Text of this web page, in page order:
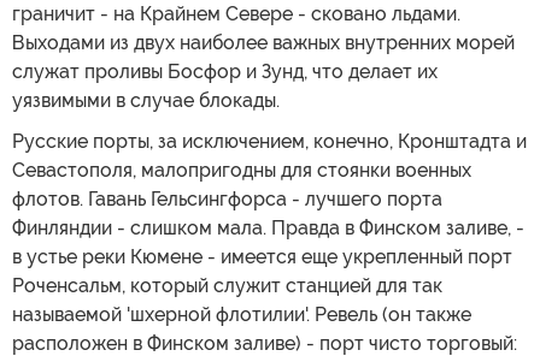
граничит - на Крайнем Севере - сковано льдами.
Выходами из двух наиболее важных внутренних морей
служат проливы Босфор и Зунд, что делает их
уязвимыми в случае блокады.
Русские порты, за исключением, конечно, Кронштадта и
Севастополя, малопригодны для стоянки военных
флотов. Гавань Гельсингфорса - лучшего порта
Финляндии - слишком мала. Правда в Финском заливе, -
в устье реки Кюмене - имеется еще укрепленный порт
Роченсальм, который служит станцией для так
называемой 'шхерной флотилии'. Ревель (он также
расположен в Финском заливе) - порт чисто торговый: